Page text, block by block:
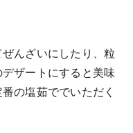
んざいにしたり、粒
ザートにすると美味
の塩茹ででいただく